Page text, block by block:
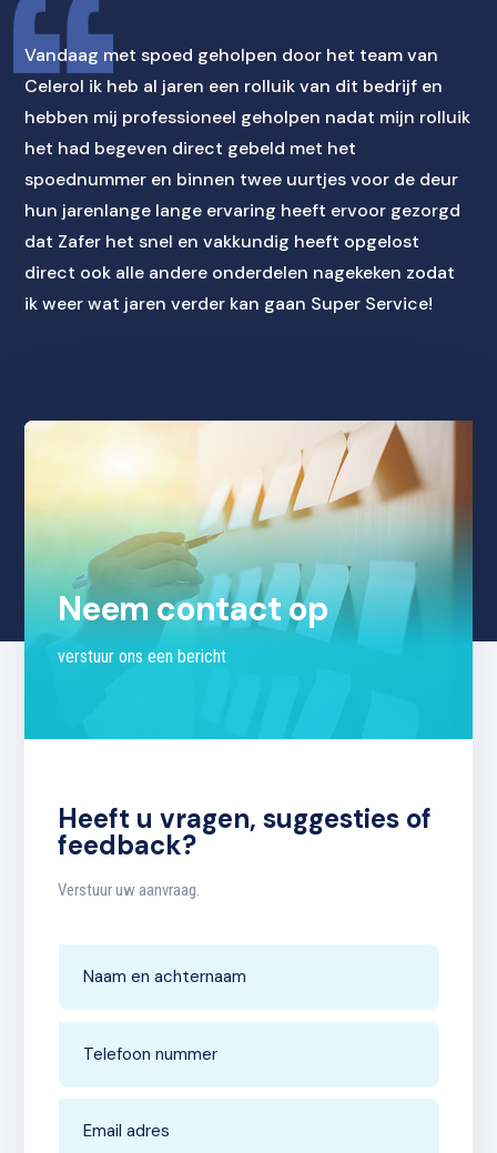
Vandaag met spoed geholpen door het team van
Celerol ik heb al jaren een rolluik van dit bedrijf en
hebben mij professioneel geholpen nadat mijn rolluik
het had begeven direct gebeld met het
spoednummer en binnen twee uurtjes voor de deur
hun jarenlange lange ervaring heeft ervoor gezorgd
dat Zafer het snel en vakkundig heeft opgelost
direct ook alle andere onderdelen nagekeken zodat
ik weer wat jaren verder kan gaan Super Service!
Neem contact op
verstuur ons een bericht
Heeft u vragen, suggesties of
feedback?
Verstuur uw aanvraag.